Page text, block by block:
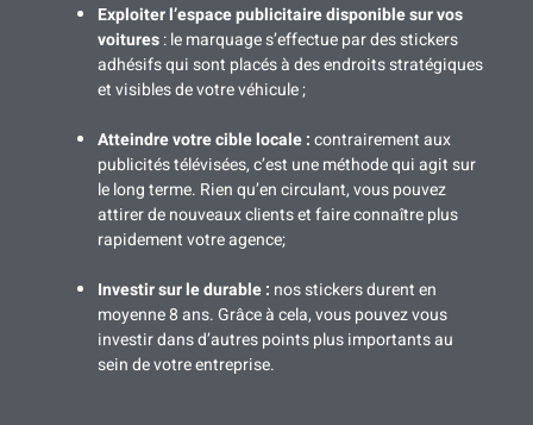
Exploiter l’espace publicitaire disponible sur vos
voitures: le marquage s’effectue par des stickers
adhésifs qui sont placés à des endroits stratégiques
et visibles de votre véhicule ;
Atteindre votre cible locale :contrairement aux
publicités télévisées, c’est une méthode qui agit sur
le long terme. Rien qu’en circulant, vous pouvez
attirer de nouveaux clients et faire connaître plus
rapidement votre agence;
Investir sur le durable : nos stickers durent en
moyenne 8 ans. Grâce à cela, vous pouvez vous
investir dans d’autres points plus importants au
sein de votre entreprise.